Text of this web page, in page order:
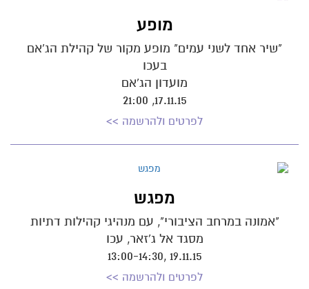
מופע
"שיר אחד לשני עמים" מופע מקור של קהילת הג'אם
בעכו
מועדון הג'אם
17.11.15, 21:00
לפרטים ולהרשמה >>
מפגש
"אמונה במרחב הציבורי", עם מנהיגי קהילות דתיות
מסגד אל ג'זאר, עכו
19.11.15 ,13:00-14:30
לפרטים ולהרשמה >>